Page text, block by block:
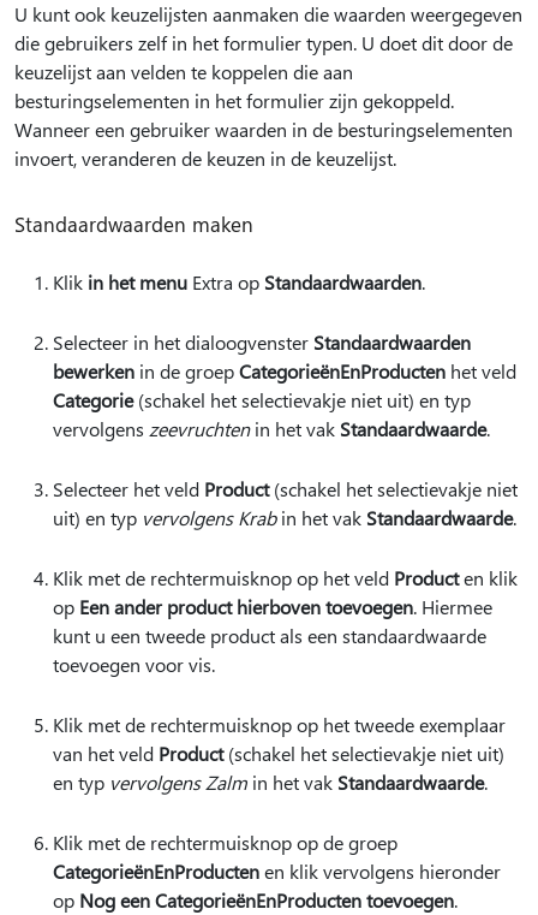
U kunt ook keuzelijsten aanmaken die waarden weergegeven
die gebruikers zelf in het formulier typen. U doet dit door de
keuzelijst aan velden te koppelen die aan
besturingselementen in het formulier zijn gekoppeld.
Wanneer een gebruiker waarden in de besturingselementen
invoert, veranderen de keuzen in de keuzelijst.
Standaardwaarden maken
Klik in het menu Extra op Standaardwaarden.
Selecteer in het dialoogvenster Standaardwaarden
bewerken in de groepCategorieënEnProducten het veld
Categorie(schakel het selectievakje niet uit) en typ
vervolgens zeevruchtenin het vak Standaardwaarde.
Selecteer het veld Product(schakel het selectievakje niet
uit) en typ vervolgens Krabin het vak Standaardwaarde.
Klik met de rechtermuisknop op het veld Producten klik
op Een ander product hierboven toevoegen. Hiermee
kunt u een tweede product als een standaardwaarde
toevoegen voor vis.
Klik met de rechtermuisknop op het tweede exemplaar
van het veld Product(schakel het selectievakje niet uit)
en typ vervolgens Zalm in het vak Standaardwaarde.
Klik met de rechtermuisknop op de groep
CategorieënEnProductenen klik vervolgens hieronder
op Nog een CategorieënEnProducten toevoegen.